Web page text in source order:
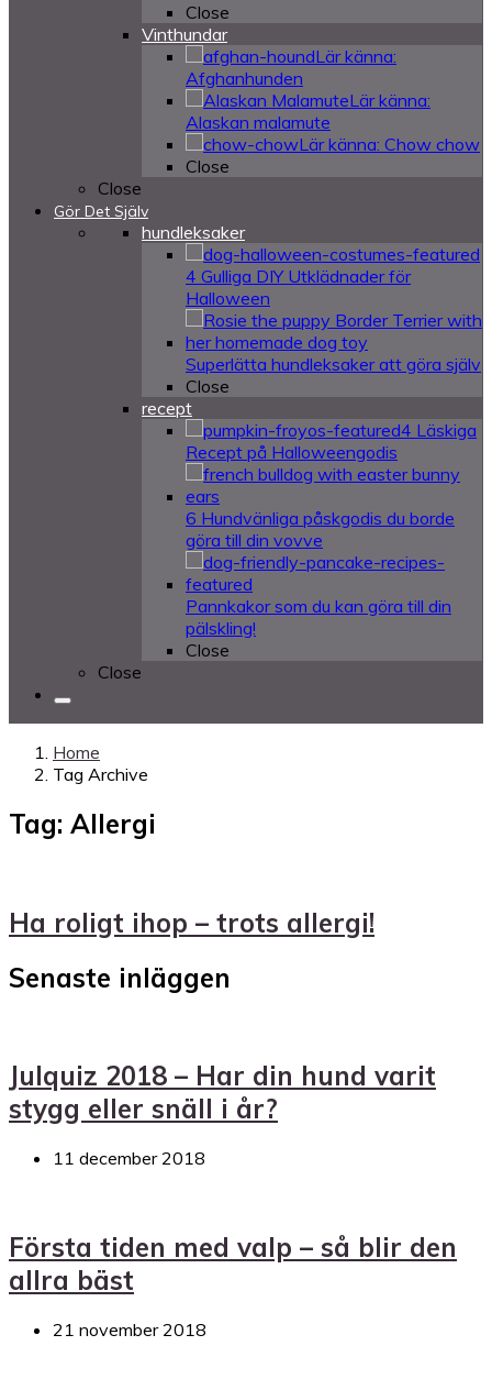
Close
Vinthundar
Lär känna:
Afghanhunden
Lär känna:
Alaskan malamute
Lär känna: Chow chow
Close
Close
Gör Det Själv
hundleksaker
4 Gulliga DIY Utklädnader för
Halloween
Superlätta hundleksaker att göra själv
Close
recept
4 Läskiga
Recept på Halloweengodis
6 Hundvänliga påskgodis du borde
göra till din vovve
Pannkakor som du kan göra till din
pälskling!
Close
Close
Home
Tag Archive
Tag: Allergi
Ha roligt ihop – trots allergi!
Senaste inläggen
Julquiz 2018 – Har din hund varit
stygg eller snäll i år?
11 december 2018
Första tiden med valp – så blir den
allra bäst
21 november 2018